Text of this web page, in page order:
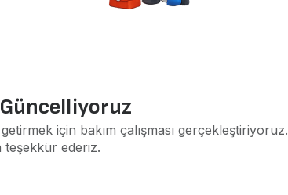
için bakım çalışması gerçekleştiriyoruz.
teşekkür ederiz.